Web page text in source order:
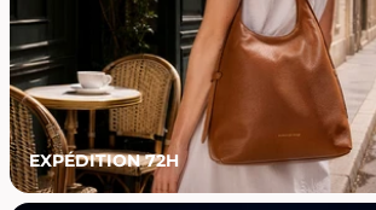
EXPÉDITION 72H